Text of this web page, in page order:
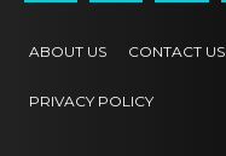
ABOUT US CONTACT US
PRIVACY POLICY